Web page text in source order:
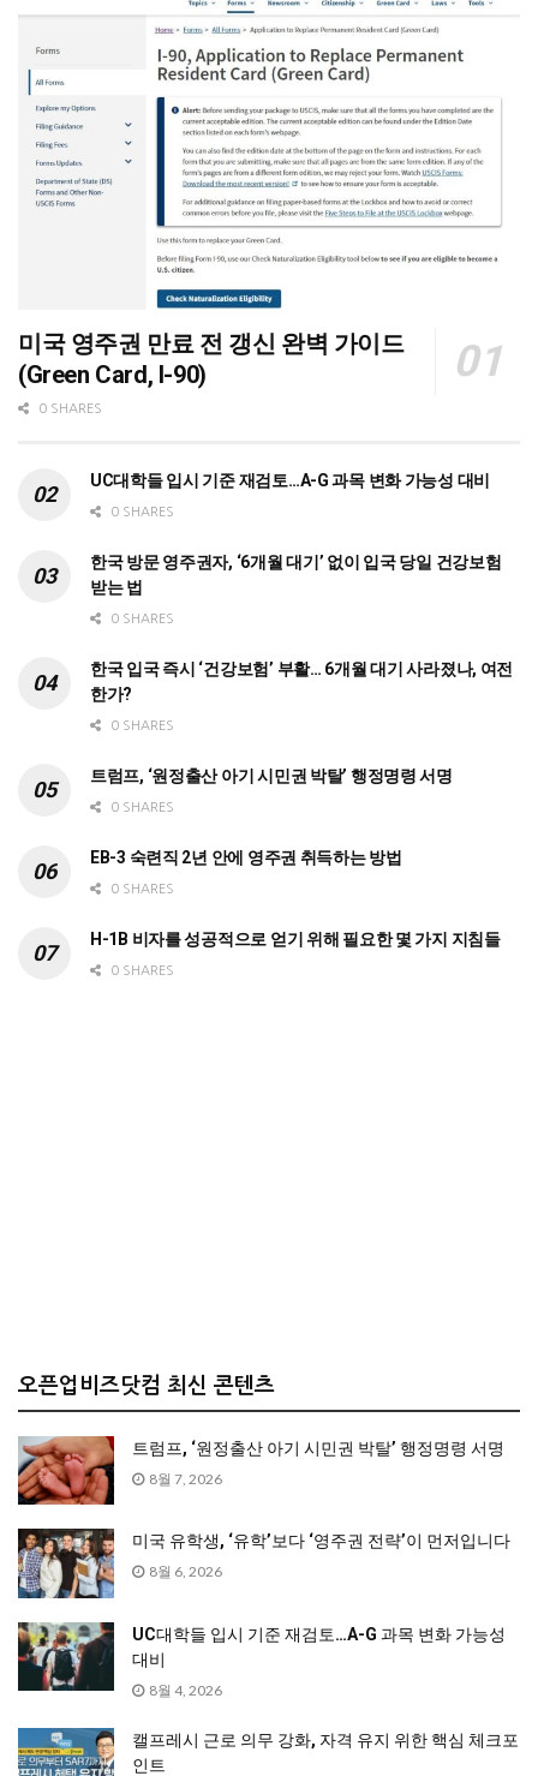
미국 영주권 만료 전 갱신 완벽 가이드
(Green Card, I-90)
0 SHARES
UC대학들 입시 기준 재검토…A-G 과목 변화 가능성 대비
0 SHARES
한국 방문 영주권자, ‘6개월 대기’ 없이 입국 당일 건강보험
받는 법
0 SHARES
한국 입국 즉시 ‘건강보험’ 부활… 6개월 대기 사라졌나, 여전
한가?
0 SHARES
트럼프, ‘원정출산 아기 시민권 박탈’ 행정명령 서명
0 SHARES
EB-3 숙련직 2년 안에 영주권 취득하는 방법
0 SHARES
H-1B 비자를 성공적으로 얻기 위해 필요한 몇 가지 지침들
0 SHARES
오픈업비즈닷컴 최신 콘텐츠
트럼프, ‘원정출산 아기 시민권 박탈’ 행정명령 서명
8월 7, 2026
미국 유학생, ‘유학’보다 ‘영주권 전략’이 먼저입니다
8월 6, 2026
UC대학들 입시 기준 재검토…A-G 과목 변화 가능성
대비
8월 4, 2026
캘프레시 근로 의무 강화, 자격 유지 위한 핵심 체크포
인트